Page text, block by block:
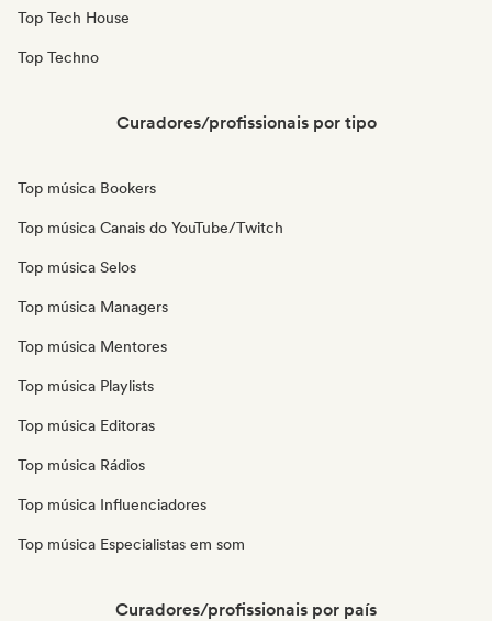
Top Tech House
Top Techno
Curadores/profissionais por tipo
Top música Bookers
Top música Canais do YouTube/Twitch
Top música Selos
Top música Managers
Top música Mentores
Top música Playlists
Top música Editoras
Top música Rádios
Top música Influenciadores
Top música Especialistas em som
Curadores/profissionais por país